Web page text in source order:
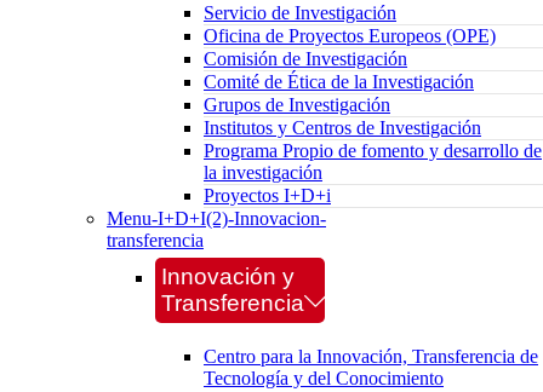
Servicio de Investigación
Oficina de Proyectos Europeos (OPE)
Comisión de Investigación
Comité de Ética de la Investigación
Grupos de Investigación
Institutos y Centros de Investigación
Programa Propio de fomento y desarrollo de
la investigación
Proyectos I+D+i
Menu-I+D+I(2)-Innovacion-
transferencia
Innovación y
Transferencia
Centro para la Innovación, Transferencia de
Tecnología y del Conocimiento